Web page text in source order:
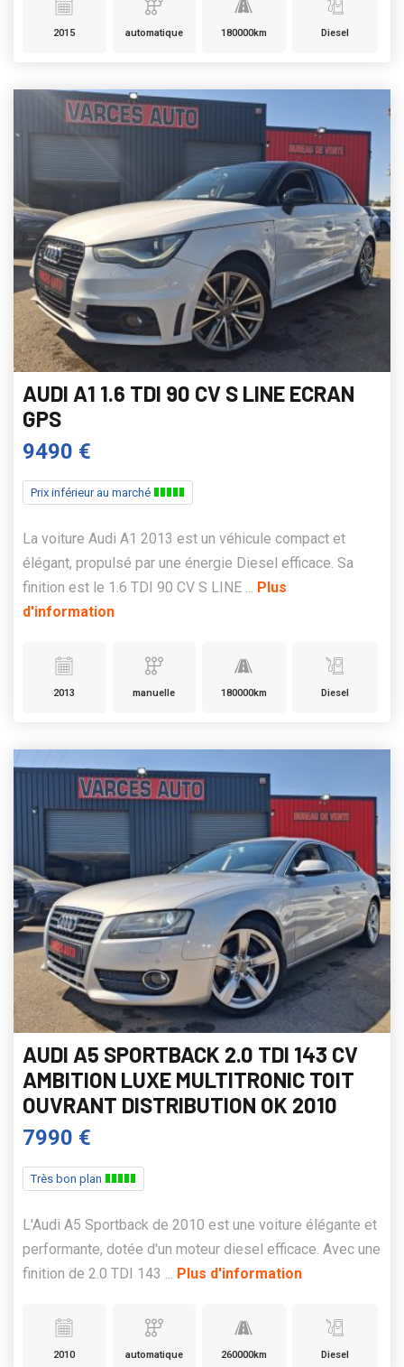
2015 automatique 180000km Diesel
AUDI A1 1.6 TDI 90 CV S LINE ECRAN
GPS
9490 €
Prix inférieur au marché
La voiture Audi A1 2013 est un véhicule compact et
élégant, propulsé par une énergie Diesel efficace. Sa
finition est le 1.6 TDI 90 CV S LINE ... Plus
d'information
2013 manuelle 180000km Diesel
AUDI A5 SPORTBACK 2.0 TDI 143 CV
AMBITION LUXE MULTITRONIC TOIT
OUVRANT DISTRIBUTION OK 2010
7990 €
Très bon plan
L'Audi A5 Sportback de 2010 est une voiture élégante et
performante, dotée d'un moteur diesel efficace. Avec une
finition de 2.0 TDI 143 ... Plus d'information
2010 automatique 260000km Diesel